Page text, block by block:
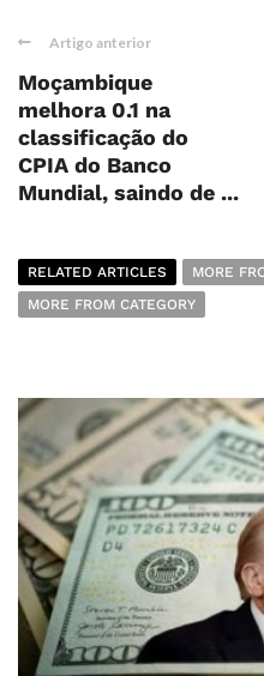
Artigo anterior
Moçambique
melhora 0.1 na
classificação do
CPIA do Banco
Mundial, saindo de ...
RELATED ARTICLES
MORE
MORE FROM CATEGORY